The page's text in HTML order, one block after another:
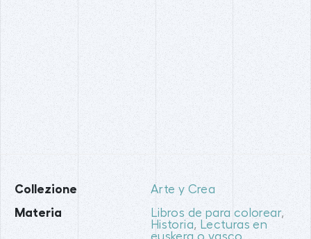
Collezione Arte y Crea
Materia Libros de para colorear,
Historia, Lecturas en